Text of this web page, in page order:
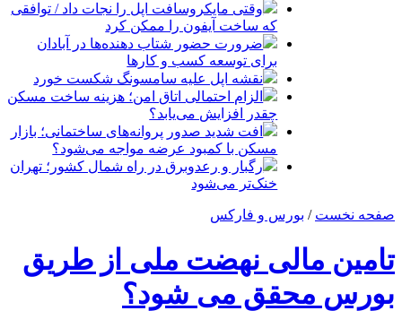
وقتی مایکروسافت اپل را نجات داد / توافقی
که ساخت آیفون را ممکن کرد
ضرورت حضور شتاب ‌دهنده‌ها در آبادان
برای توسعه کسب‌ و کارها
نقشه اپل علیه سامسونگ شکست خورد
الزام احتمالی اتاق امن؛ هزینه ساخت مسکن
چقدر افزایش می‌یابد؟
افت شدید صدور پروانه‌های ساختمانی؛ بازار
مسکن با کمبود عرضه مواجه می‌شود؟
رگبار و رعدوبرق در راه شمال کشور؛ تهران
خنک‌تر می‌شود
صفحه نخست / بورس و فارکس
تامین مالی نهضت ملی از طریق
بورس محقق می شود؟